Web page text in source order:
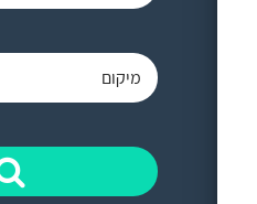
מיקום